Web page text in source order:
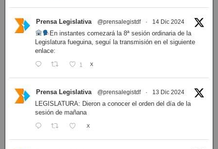
Prensa Legislativa @prensalegistdf · 14 Dic 2024
En instantes comezará la 8ª sesión ordinaria de la
Legislatura fueguina, seguí la transmisión en el siguiente
enlace:
1 X
Prensa Legislativa @prensalegistdf · 13 Dic 2024
LEGISLATURA: Dieron a conocer el orden del día de la
sesión de mañana
X